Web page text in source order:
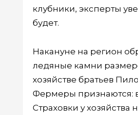
клубники, эксперты
будет.
Накануне на регион
ледяные камни
хозяйстве братьев
Фермеры признаются:
Страховки у хозяйства